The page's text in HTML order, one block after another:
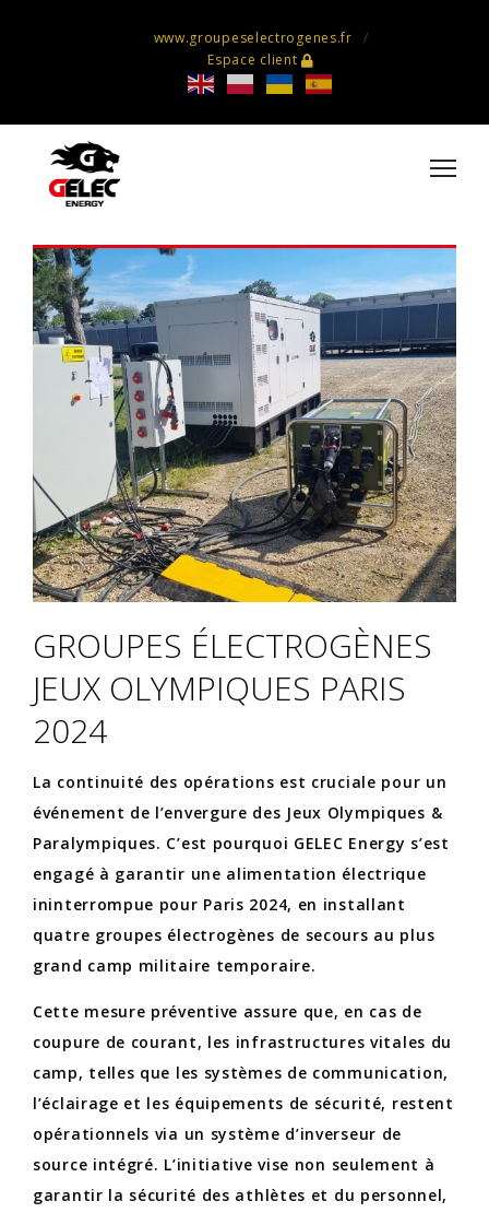
www.groupeselectrogenes.fr
Espace client
GROUPES ÉLECTROGÈNES
JEUX OLYMPIQUES PARIS
2024
La continuité des opérations est cruciale pour un
événement de l’envergure des Jeux Olympiques &
Paralympiques. C’est pourquoi GELEC Energy s’est
engagé à garantir une alimentation électrique
ininterrompue pour Paris 2024, en installant
quatre groupes électrogènes de secours au plus
grand camp militaire temporaire.
Cette mesure préventive assure que, en cas de
coupure de courant, les infrastructures vitales du
camp, telles que les systèmes de communication,
l’éclairage et les équipements de sécurité, restent
opérationnels via un système d’inverseur de
source intégré. L’initiative vise non seulement à
garantir la sécurité des athlètes et du personnel,